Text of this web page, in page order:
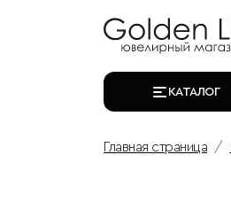
КАТАЛОГ
Главная страница